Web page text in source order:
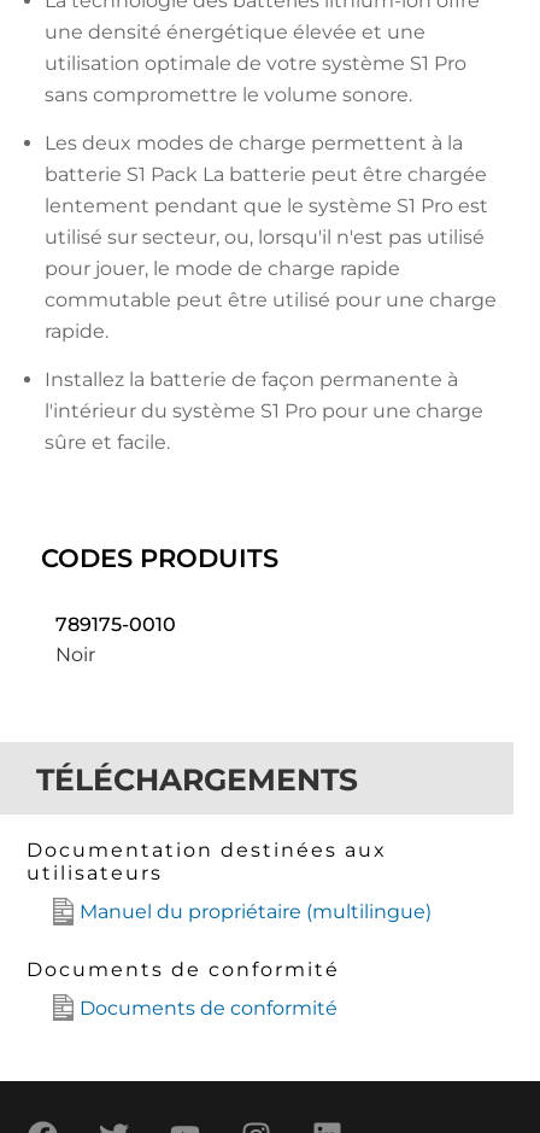
une densité énergétique élevée et une
utilisation optimale de votre système S1 Pro
sans compromettre le volume sonore.
Les deux modes de charge permettent à la
batterie S1 Pack La batterie peut être chargée
lentement pendant que le système S1 Pro est
utilisé sur secteur, ou, lorsqu'il n'est pas utilisé
pour jouer, le mode de charge rapide
commutable peut être utilisé pour une charge
rapide.
Installez la batterie de façon permanente à
l'intérieur du système S1 Pro pour une charge
sûre et facile.
CODES PRODUITS
789175-0010
Noir
TÉLÉCHARGEMENTS
Documentation destinées aux
utilisateurs
Manuel du propriétaire (multilingue)
Documents de conformité
Documents de conformité